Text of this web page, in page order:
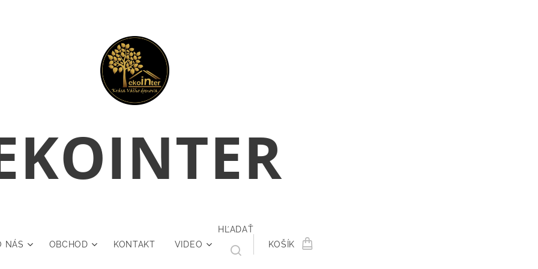
KOINTER
NÁS OBCHOD KONTAKT VIDEO
HĽADAŤ
KOŠÍK